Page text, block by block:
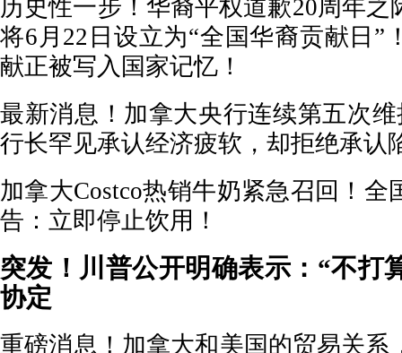
历史性一步！华裔平权道歉20周年之
将6月22日设立为“全国华裔贡献日”
献正被写入国家记忆！
最新消息！加拿大央行连续第五次
行长罕见承认经济疲软，却拒绝承认
加拿大Costco热销牛奶紧急召回！全
告：立即停止饮用！
突发！川普公开明确表示：“不打
协定
重磅消息！加拿大和美国的贸易关系